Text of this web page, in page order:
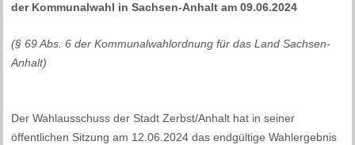
der Kommunalwahl in Sachsen-Anhalt am 09.06.2024
(§ 69 Abs. 6 der Kommunalwahlordnung für das Land Sachsen-
Anhalt)
Der Wahlausschuss der Stadt Zerbst/Anhalt hat in seiner
öffentlichen Sitzung am 12.06.2024 das endgültige Wahlergebnis